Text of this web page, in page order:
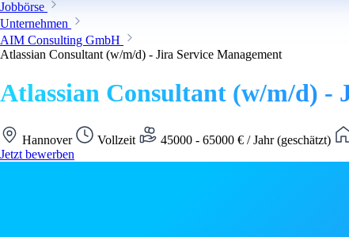
Jobbörse
Unternehmen
AIM Consulting GmbH
Atlassian Consultant (w/m/d) - Jira Service Management
Atlassian Consultant (w/m/d) -
Hannover Vollzeit 45000 - 65000 € / Jahr (geschätzt)
Jetzt bewerben